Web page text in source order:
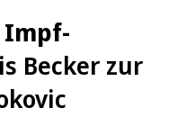
Becker zur